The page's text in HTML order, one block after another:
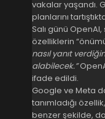
vakalar yaşandı.
planlarını
Salı günü
özelliklerin
nasıl yanıt
alabilecek.”
ifade edildi.
Google ve Meta
tanımladığı
benzer şekilde,